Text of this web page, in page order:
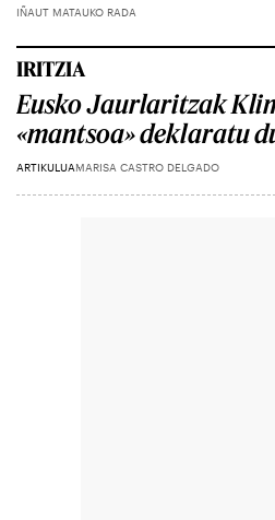
IÑAUT MATAUKO RADA
IRITZIA
Eusko Jaurlaritzak
«mantsoa» deklaratu
ARTIKULUAMARISA CASTRO DELGADO